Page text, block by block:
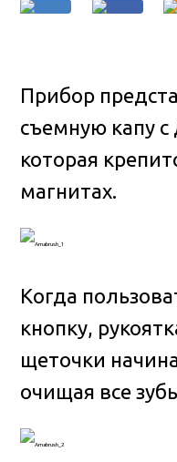
Прибор
съемную капу
которая
магнитах.
Когда
кнопку,
щеточки
очищая все